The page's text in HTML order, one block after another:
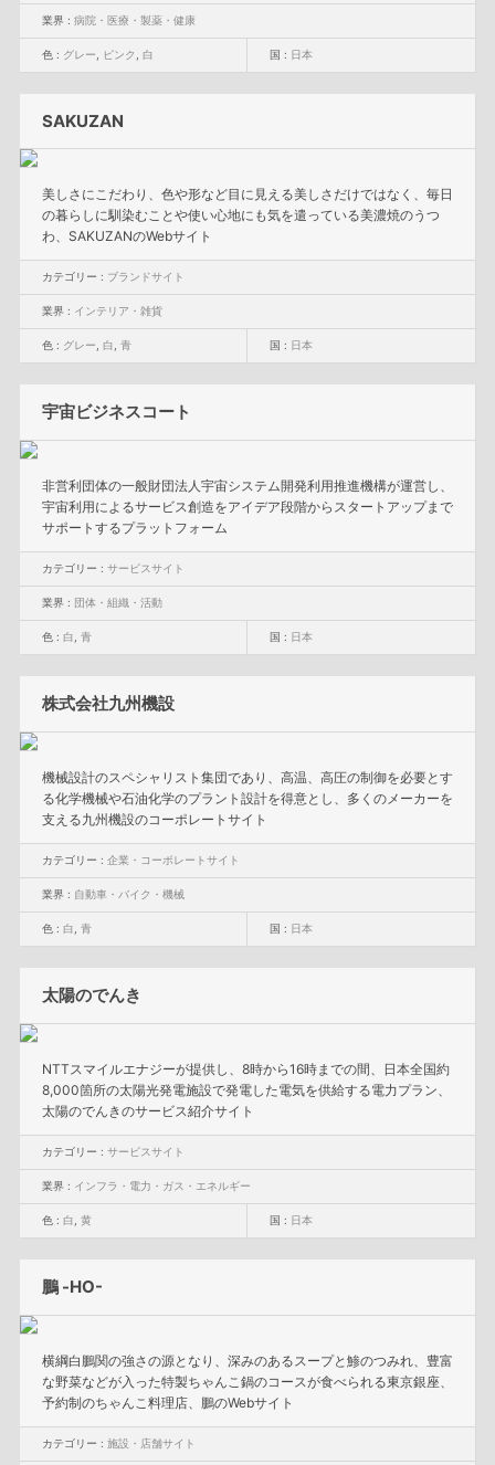
業界 : 病院・医療・製薬・健康
色 : グレー ピンク 白 国 : 日本
SAKUZAN
美しさにこだわり、色や形など目に見える美しさだけではなく、毎日
の暮らしに馴染むことや使い心地にも気を遣っている美濃焼のうつ
わ、SAKUZANのWebサイト
カテゴリー : ブランドサイト
業界 : インテリア・雑貨
色 : グレー 白 青 国 : 日本
宇宙ビジネスコート
非営利団体の一般財団法人宇宙システム開発利用推進機構が運営し、
宇宙利用によるサービス創造をアイデア段階からスタートアップまで
サポートするプラットフォーム
カテゴリー : サービスサイト
業界 : 団体・組織・活動
色 : 白 青 国 : 日本
株式会社九州機設
機械設計のスペシャリスト集団であり、高温、高圧の制御を必要とす
る化学機械や石油化学のプラント設計を得意とし、多くのメーカーを
支える九州機設のコーポレートサイト
カテゴリー : 企業・コーポレートサイト
業界 : 自動車・バイク・機械
色 : 白 青 国 : 日本
太陽のでんき
NTTスマイルエナジーが提供し、8時から16時までの間、日本全国約
8,000箇所の太陽光発電施設で発電した電気を供給する電力プラン、
太陽のでんきのサービス紹介サイト
カテゴリー : サービスサイト
業界 : インフラ・電力・ガス・エネルギー
色 : 白 黄 国 : 日本
鵬 -HO-
横綱白鵬関の強さの源となり、深みのあるスープと鯵のつみれ、豊富
な野菜などが入った特製ちゃんこ鍋のコースが食べられる東京銀座、
予約制のちゃんこ料理店、鵬のWebサイト
カテゴリー : 施設・店舗サイト